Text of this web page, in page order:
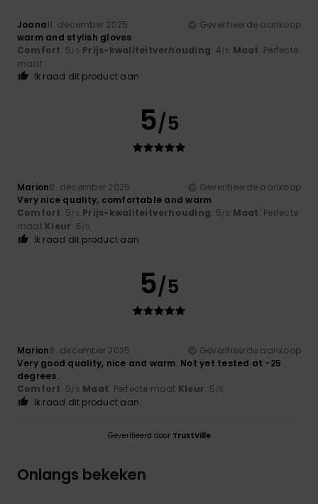
Joana11. december 2025
Geverifieerde aankoop
warm and stylish gloves
Comfort: 5/5 Prijs-kwaliteitverhouding: 4/5 Maat: Perfecte
maat
Ik raad dit product aan
5/5
Marion8. december 2025
Geverifieerde aankoop
Very nice quality, comfortable and warm
Comfort: 5/5 Prijs-kwaliteitverhouding: 5/5 Maat: Perfecte
maat Kleur: 5/5
Ik raad dit product aan
5/5
Marion8. december 2025
Geverifieerde aankoop
Very good quality, nice and warm. Not yet tested at -25
degrees.
Comfort: 5/5 Maat: Perfecte maat Kleur: 5/5
Ik raad dit product aan
Geverifieerd door TrustVille
Onlangs bekeken